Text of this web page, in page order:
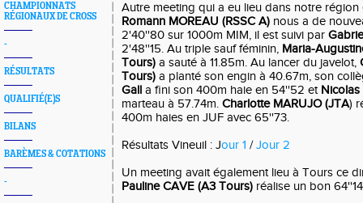
CHAMPIONNATS
RÉGIONAUX DE CROSS
-
RÉSULTATS
QUALIFIÉ(E)S
BILANS
BARÈMES & COTATIONS
-
Autre meeting qui a eu lieu dans notre région
Romann MOREAU (RSSC A) nous a de
2'40''80 sur 1000m MIM, il est suivi par
2'48''15. Au triple sauf féminin, Maria-
Tours) a sauté à 11.85m. Au lancer du javelot,
Tours) a planté son engin à 40.67m, son
Gall a fini son 400m haie en 54''52 et
marteau à 57.74m. Charlotte MARUJO (JTA)
400m haies en JUF avec 65''73.
Résultats Vineuil : Jour 1 /Jour 2
Un meeting avait également lieu à Tours ce
Pauline CAVE (A3 Tours) réalise un bon